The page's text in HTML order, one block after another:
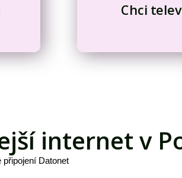
Chci
internet v
připojení Datonet